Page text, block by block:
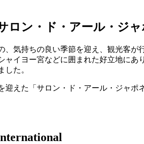
ロン・ド・アール・ジャ
、気持ちの良い季節を迎え、観光客が
ャイヨー宮などに囲まれた好立地に
した。
迎えた「サロン・ド・アール・ジャポ